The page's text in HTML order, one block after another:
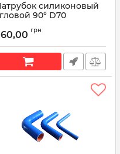
силиконовый
90° D70
90° D70 L200*200
грн